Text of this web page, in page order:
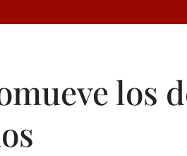
los